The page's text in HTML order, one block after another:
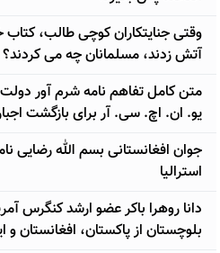
وقتی جنایتکاران کوچی طالب،
آتش زدند، مسلمانان چه می کردند؟
متن کامل تفاهم نامه شرم آور دولت
یو. ان. اچ. سی. آر برای بازگشت
جوان افغانستانی بسم الله رضایی
استرالیا
دانا روهرا باکر عضو ارشد کنگرس
بلوچستان از پاکستان، افغانستان و